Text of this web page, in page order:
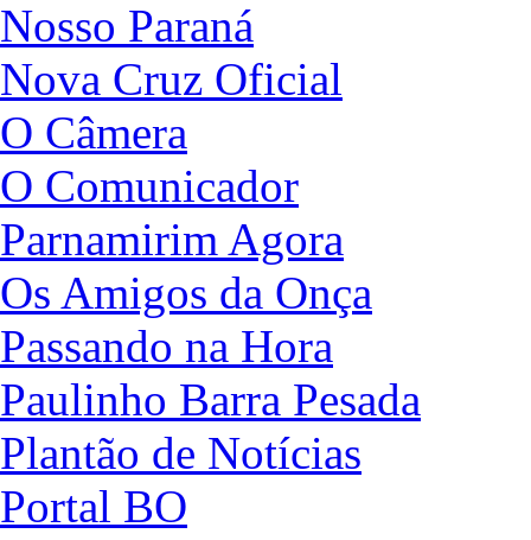
Nosso Paraná
Nova Cruz Oficial
O Câmera
O Comunicador
Parnamirim Agora
Os Amigos da Onça
Passando na Hora
Paulinho Barra Pesada
Plantão de Notícias
Portal BO